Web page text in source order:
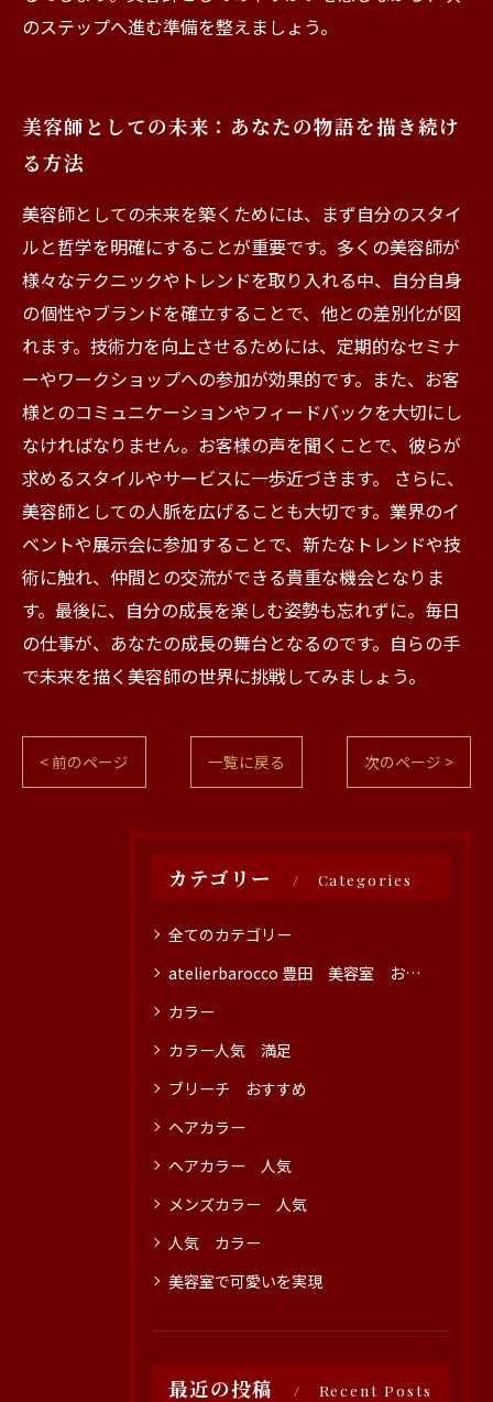
のステップへ進む準備を整えましょう。
美容師としての未来：あなたの物語を描き続け
る方法
美容師としての未来を築くためには、まず自分のスタイ
ルと哲学を明確にすることが重要です。多くの美容師が
様々なテクニックやトレンドを取り入れる中、自分自身
の個性やブランドを確立することで、他との差別化が図
れます。技術力を向上させるためには、定期的なセミナ
ーやワークショップへの参加が効果的です。また、お客
様とのコミュニケーションやフィードバックを大切にし
なければなりません。お客様の声を聞くことで、彼らが
求めるスタイルやサービスに一歩近づきます。 さらに、
美容師としての人脈を広げることも大切です。業界のイ
ベントや展示会に参加することで、新たなトレンドや技
術に触れ、仲間との交流ができる貴重な機会となりま
す。最後に、自分の成長を楽しむ姿勢も忘れずに。毎日
の仕事が、あなたの成長の舞台となるのです。自らの手
で未来を描く美容師の世界に挑戦してみましょう。
< 前のページ 一覧に戻る 次のページ >
カテゴリー Categories
全てのカテゴリー
atelierbarocco 豊田 美容室 おすすめ
カラー
カラー人気 満足
ブリーチ おすすめ
ヘアカラー
ヘアカラー 人気
メンズカラー 人気
人気 カラー
美容室で可愛いを実現
最近の投稿 Recent Posts